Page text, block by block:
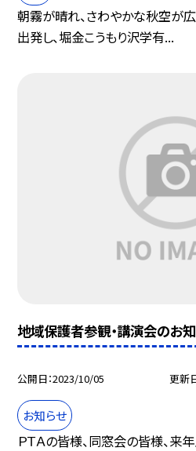
朝霧が晴れ、さわやかな秋空が
出発し、堀金こうもり沢学有...
地域保護者参観・講演会のお
公開日 2023/10/05 更新
お知らせ
ＰＴＡの皆様、同窓会の皆様、来